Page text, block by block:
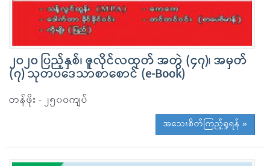
၂၀၂၀ ပြည့်နှစ်၊ ဇူလိုင်လထုတ် အတွဲ (၄၇)၊ အမှတ်
(၇) သုတပဒေသာစာစောင် (e-Book)
တန်ဖိုး - ၂၅၀၀ကျပ်
အသေးစိတ်ကြည့်ရှုရန် »